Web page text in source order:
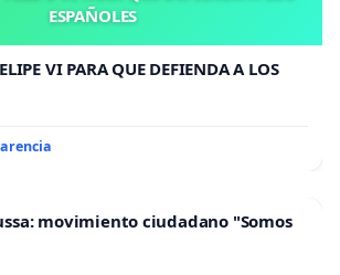
ESPAÑOLES
VI PARA QUE DEFIENDA A LOS
movimiento ciudadano "Somos